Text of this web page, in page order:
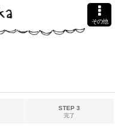
その他
STEP 3
完了